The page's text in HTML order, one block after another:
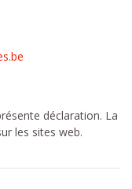
déclaration. La
les sites web.